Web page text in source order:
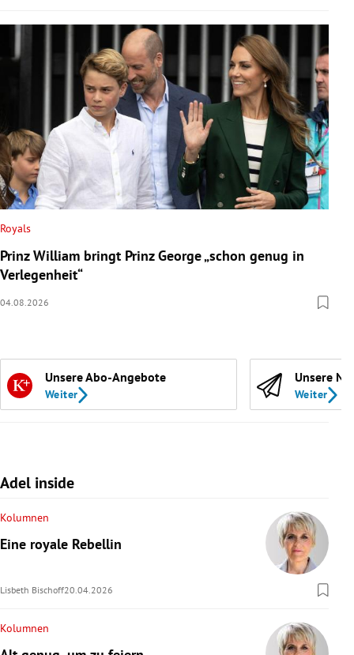
Royals
Prinz William bringt Prinz George „schon genug in
Verlegenheit“
04.08.2026
Unsere Abo-Angebote
Weiter
Unsere
Weiter
Adel inside
Kolumnen
Eine royale Rebellin
Lisbeth Bischoff20.04.2026
Kolumnen